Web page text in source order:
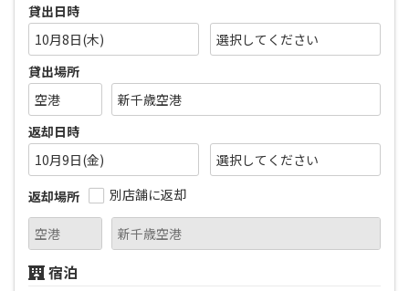
貸出日時
10月8日(木)
貸出場所
返却日時
10月9日(金)
返却場所
別店舗に返却
宿泊